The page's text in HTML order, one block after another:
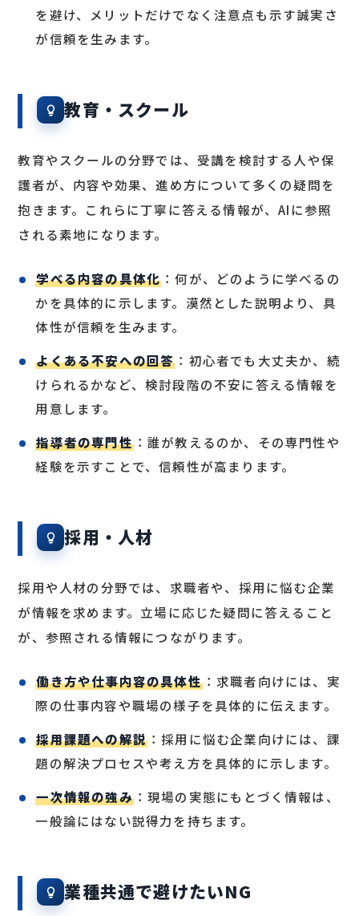
を避け、メリットだけでなく注意点も示す誠実さ
が信頼を生みます。
教育・スクール
教育やスクールの分野では、受講を検討する人や保
護者が、内容や効果、進め方について多くの疑問を
抱きます。これらに丁寧に答える情報が、AIに参照
される素地になります。
学べる内容の具体化 ：何が、どのように学べるの
かを具体的に示します。漠然とした説明より、具
体性が信頼を生みます。
よくある不安への回答 ：初心者でも大丈夫か、続
けられるかなど、検討段階の不安に答える情報を
用意します。
指導者の専門性：誰が教えるのか、その専門性や
経験を示すことで、信頼性が高まります。
採用・人材
採用や人材の分野では、求職者や、採用に悩む企業
が情報を求めます。立場に応じた疑問に答えること
が、参照される情報につながります。
働き方や仕事内容の具体性：求職者向けには、実
際の仕事内容や職場の様子を具体的に伝えます。
採用課題への解説 ：採用に悩む企業向けには、課
題の解決プロセスや考え方を具体的に示します。
一次情報の強み：現場の実態にもとづく情報は、
一般論にはない説得力を持ちます。
業種共通で避けたいNG